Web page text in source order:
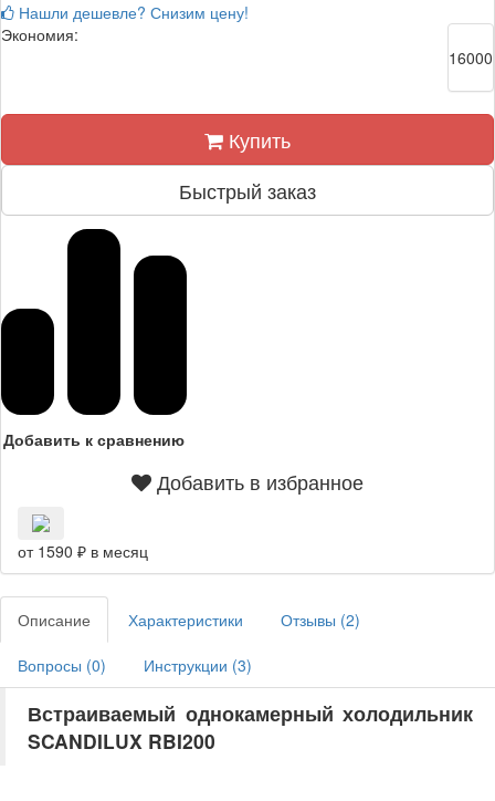
Нашли дешевле? Снизим цену!
Экономия:
16000
Купить
Быстрый заказ
Добавить к сравнению
Добавить в избранное
от 1590 ₽ в месяц
Описание Характеристики Отзывы (2)
Вопросы (0) Инструкции (3)
Встраиваемый однокамерный холодильник
SCANDILUX RBI200